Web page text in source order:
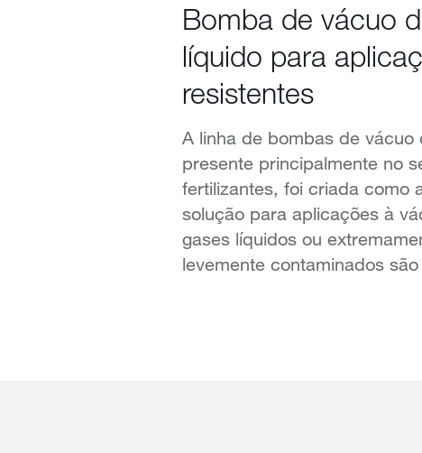
Bomba de vácuo
líquido para
resistentes
A linha de bombas de vácuo
presente principalmente no
fertilizantes, foi criada como
solução para aplicações à
gases líquidos ou
levemente contaminados